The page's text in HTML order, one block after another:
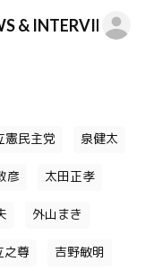
& INTERVIEW
憲民主党 泉健太
彦 太田正孝
外山まき
之尊 吉野敏明